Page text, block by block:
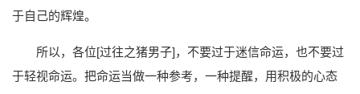
于自己的辉煌。
所以，各位[过往之猪男子]，不要过于迷信命运，也不要过
于轻视命运。把命运当做一种参考，一种提醒，用积极的心态